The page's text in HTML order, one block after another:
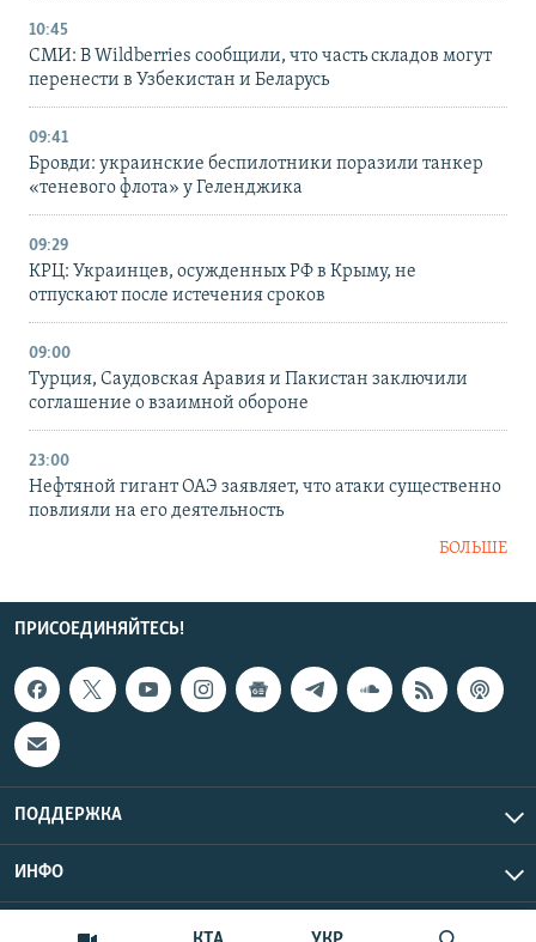
10:45
СМИ: В Wildberries сообщили, что часть складов могут
перенести в Узбекистан и Беларусь
09:41
Бровди: украинские беспилотники поразили танкер
«теневого флота» у Геленджика
09:29
КРЦ: Украинцев, осужденных РФ в Крыму, не
отпускают после истечения сроков
09:00
Турция, Саудовская Аравия и Пакистан заключили
соглашение о взаимной обороне
23:00
Нефтяной гигант ОАЭ заявляет, что атаки существенно
повлияли на его деятельность
БОЛЬШЕ
ПРИСОЕДИНЯЙТЕСЬ!
ПОДДЕРЖКА
ИНФО
Copyright Крым.Реалии, 2026 | Все права защищены.
UTC+3